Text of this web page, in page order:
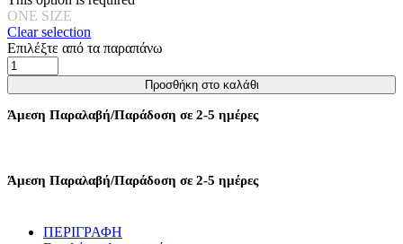
ONE SIZE
Clear selection
Επιλέξτε από τα παραπάνω
Γυαλιά
Ηλίου
Zari
Με
Μαύρο
ποσότητα
Προσθήκη στο καλάθι
Άμεση Παραλαβή/Παράδοση σε 2-5 ημέρες
Άμεση Παραλαβή/Παράδοση σε 2-5 ημέρες
ΠΕΡΙΓΡΑΦΗ